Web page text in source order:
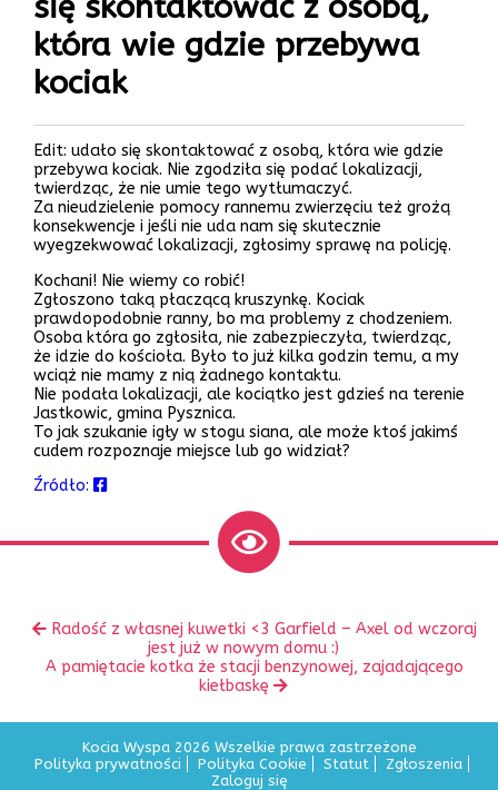
się skontaktować z osobą,
która wie gdzie przebywa
kociak
Edit: udało się skontaktować z osobą, która wie gdzie
przebywa kociak. Nie zgodziła się podać lokalizacji,
twierdząc, że nie umie tego wytłumaczyć.
Za nieudzielenie pomocy rannemu zwierzęciu też grożą
konsekwencje i jeśli nie uda nam się skutecznie
wyegzekwować lokalizacji, zgłosimy sprawę na policję.
Kochani! Nie wiemy co robić!
Zgłoszono taką płaczącą kruszynkę. Kociak
prawdopodobnie ranny, bo ma problemy z chodzeniem.
Osoba która go zgłosiła, nie zabezpieczyła, twierdząc,
że idzie do kościoła. Było to już kilka godzin temu, a my
wciąż nie mamy z nią żadnego kontaktu.
Nie podała lokalizacji, ale kociątko jest gdzieś na terenie
Jastkowic, gmina Pysznica.
To jak szukanie igły w stogu siana, ale może ktoś jakimś
cudem rozpoznaje miejsce lub go widział?
Źródło:
innePoprzedni
Radość z własnej kuwetki <3 Garfield – Axel od wczoraj
jest już w nowym domu :)
Następny
A pamiętacie kotka że stacji benzynowej, zajadającego
kiełbaskę
Kocia Wyspa 2026 Wszelkie prawa zastrzeżone
Polityka prywatności
Polityka Cookie Statut
Zgłoszenia
Zaloguj się